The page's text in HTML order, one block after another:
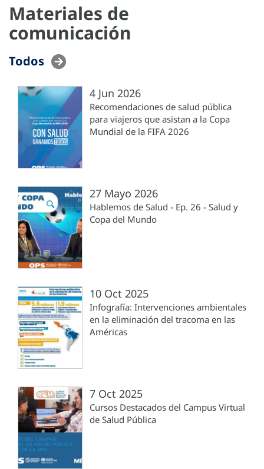
Materiales de
comunicación
Todos
4 Jun 2026
Recomendaciones de salud pública
para viajeros que asistan a la Copa
Mundial de la FIFA 2026
27 Mayo 2026
Hablemos de Salud - Ep. 26 - Salud y
Copa del Mundo
10 Oct 2025
Infografía: Intervenciones ambientales
en la eliminación del tracoma en las
Américas
7 Oct 2025
Cursos Destacados del Campus Virtual
de Salud Pública